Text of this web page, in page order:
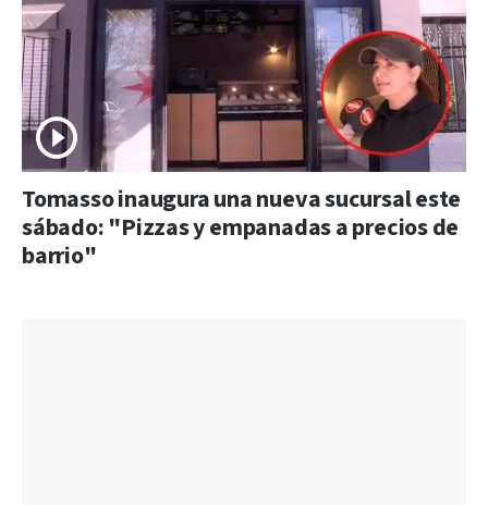
Tomasso inaugura una nueva sucursal este
sábado: "Pizzas y empanadas a precios de
barrio"